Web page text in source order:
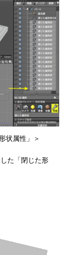
状属性」＞
た「閉じた形